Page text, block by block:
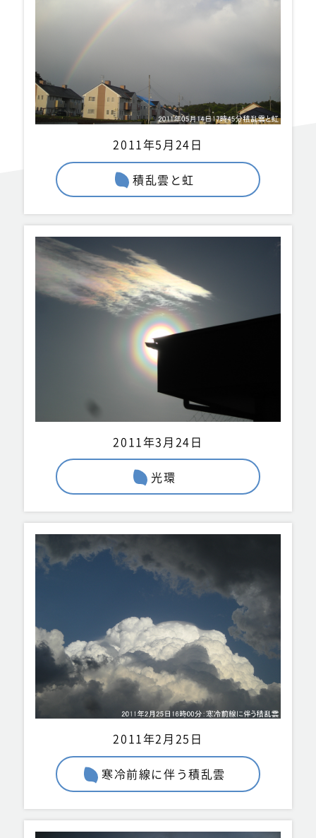
2011年5月24日
積乱雲と虹
2011年3月24日
光環
2011年2月25日
寒冷前線に伴う積乱雲